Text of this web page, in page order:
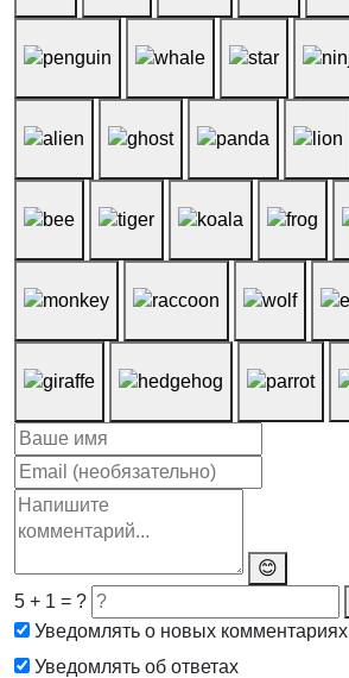
😊
5 + 1 = ?
Уведомлять о новых комментариях
Уведомлять об ответах